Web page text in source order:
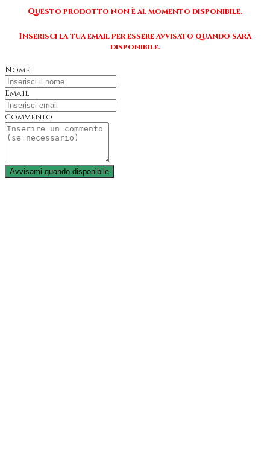
Questo prodotto non è al momento disponibile.
Inserisci la tua email per essere avvisato quando sarà
disponibile.
Nome
Email
Commento
Avvisami quando disponibile